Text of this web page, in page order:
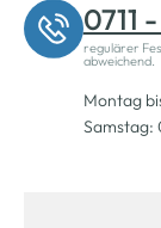
0711
regulärer
abweichend.
Montag
Samstag: